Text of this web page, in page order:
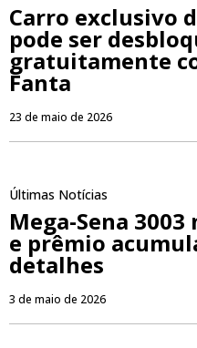
Carro exclusivo
pode ser
gratuitamente
Fanta
23 de maio de 2026
Últimas Notícias
Mega-Sena
e prêmio
detalhes
3 de maio de 2026